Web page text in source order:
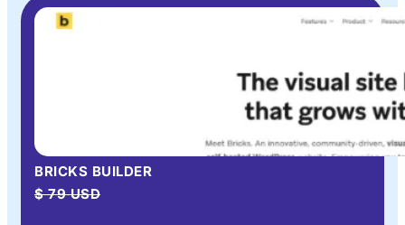
BRICKS BUILDER
$ 79 USD